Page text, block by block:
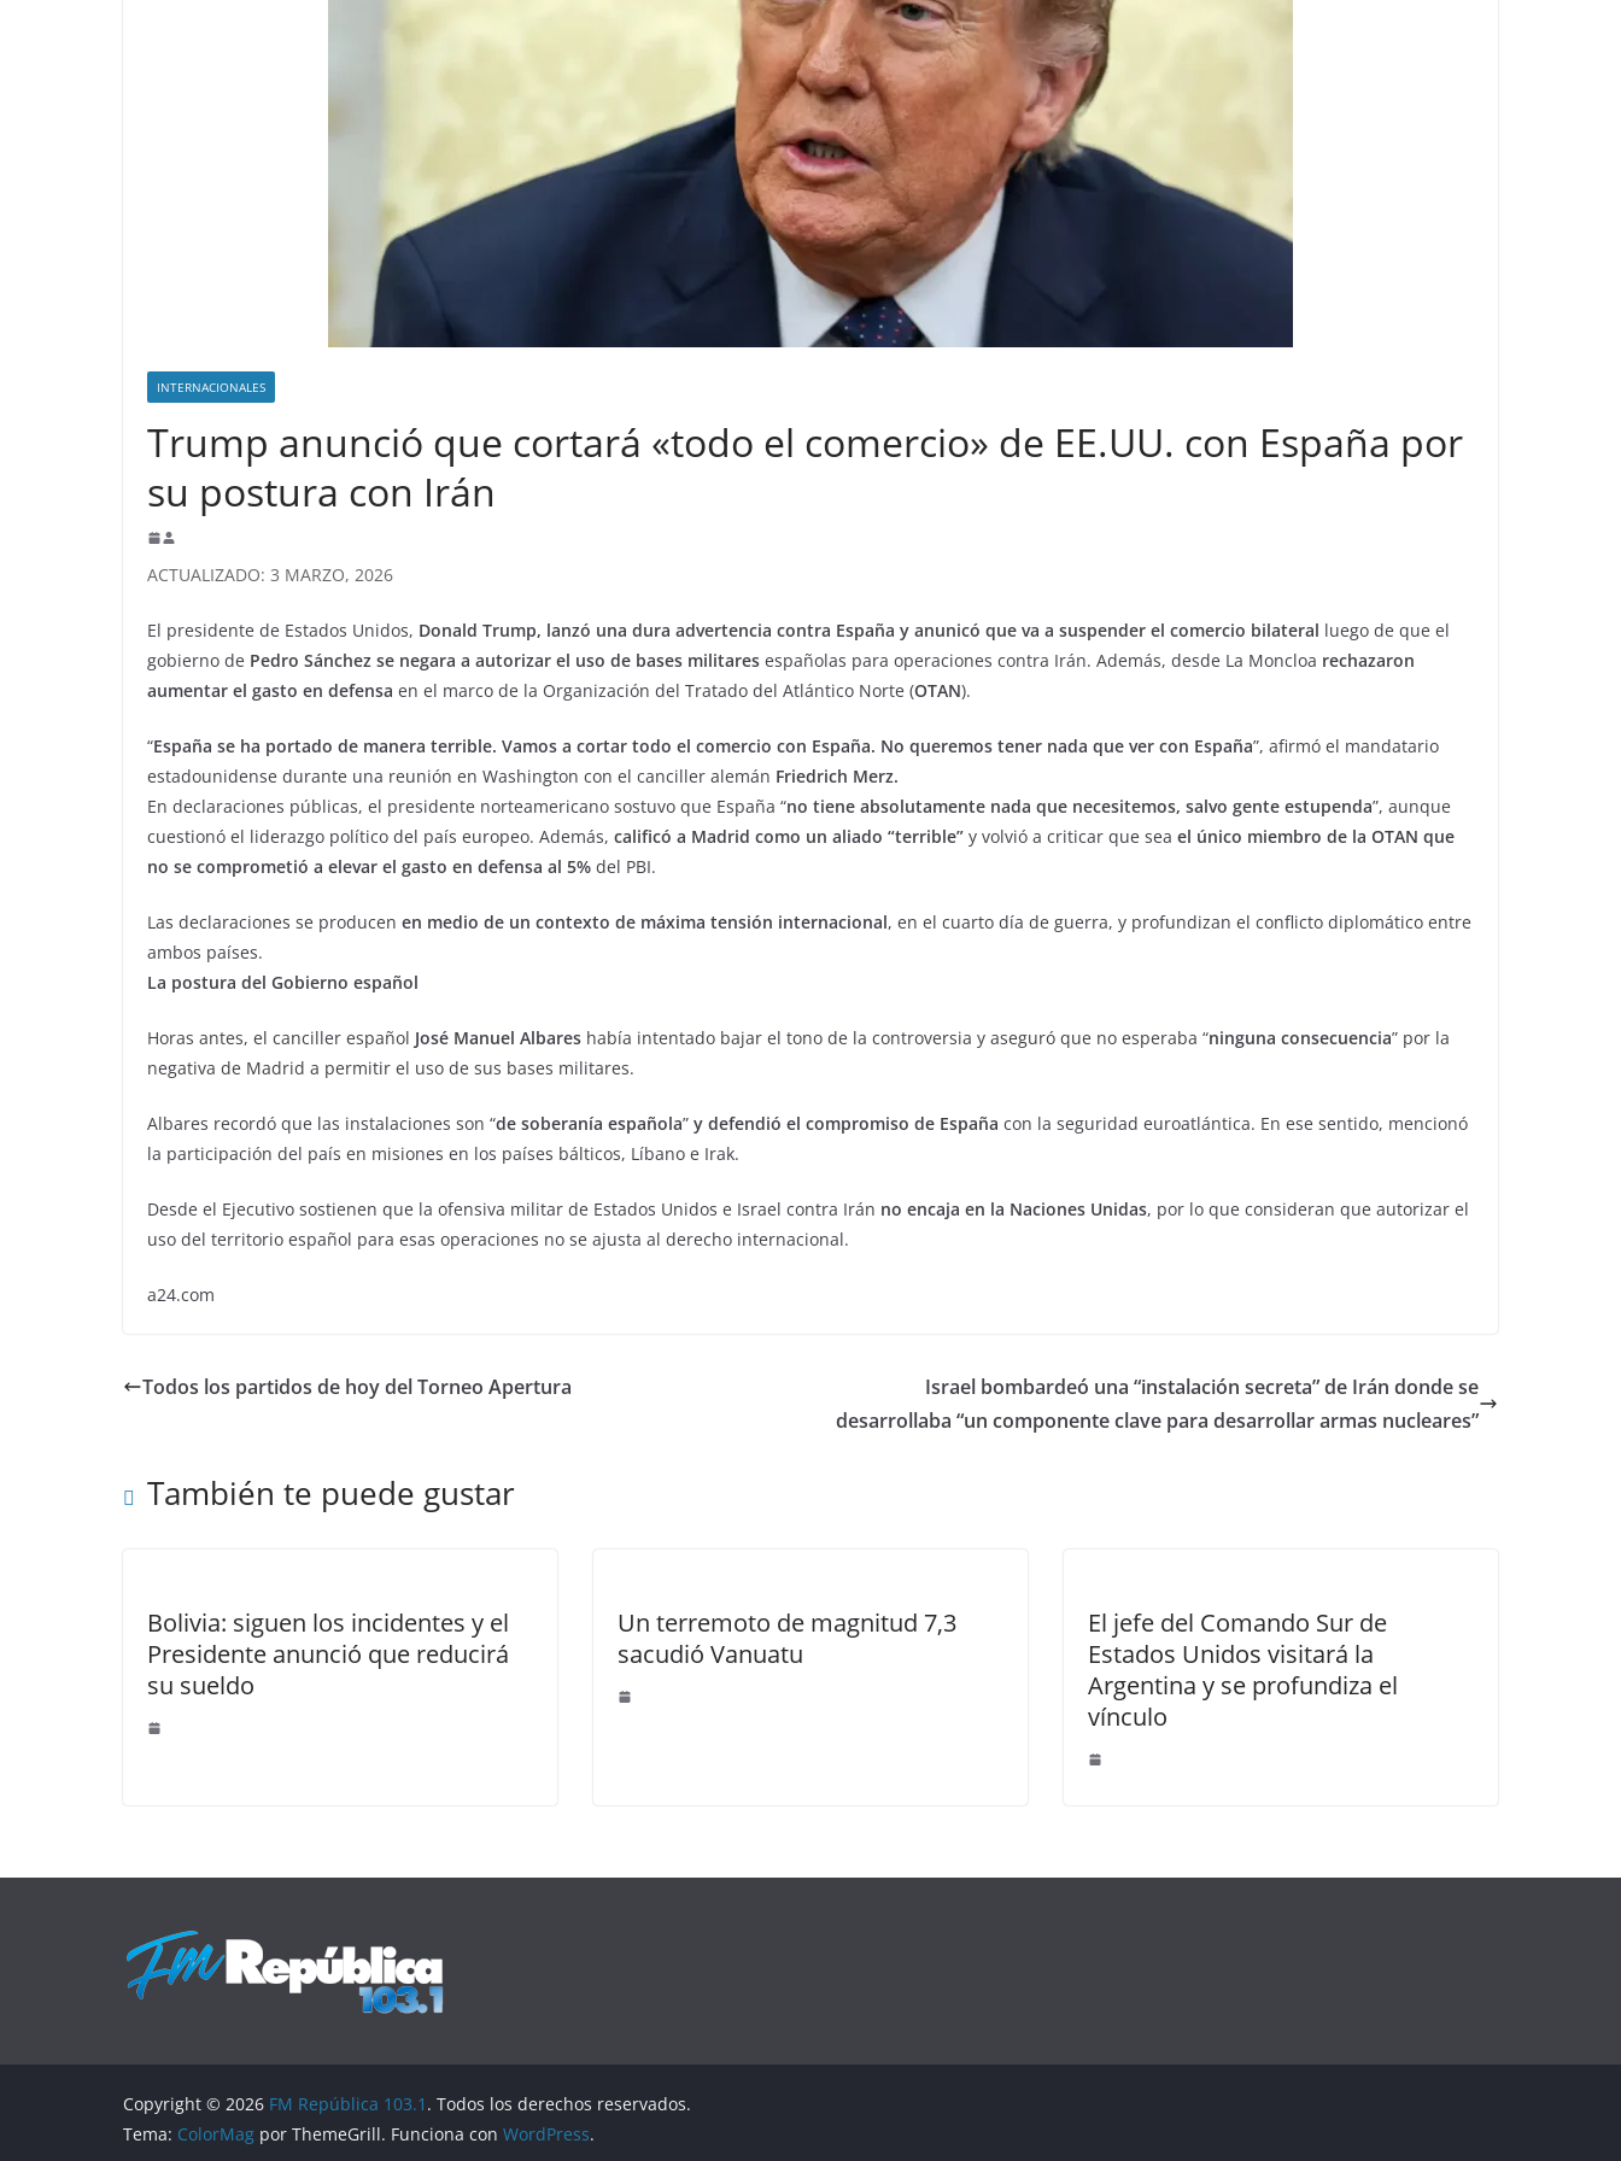
INTERNACIONALES
Trump anunció que cortará «todo el comercio» de EE.UU. con España por
su postura con Irán
ACTUALIZADO: 3 MARZO, 2026
El presidente de Estados Unidos, Donald Trump, lanzó una dura advertencia contra España y anunicó que va a suspender el comercio bilateral luego de que el
gobierno de Pedro Sánchez se negara a autorizar el uso de bases militares españolas para operaciones contra Irán. Además, desde La Moncloa rechazaron
aumentar el gasto en defensa en el marco de la Organización del Tratado del Atlántico Norte (OTAN).
“España se ha portado de manera terrible. Vamos a cortar todo el comercio con España. No queremos tener nada que ver con España”, afirmó el mandatario
estadounidense durante una reunión en Washington con el canciller alemán Friedrich Merz.
En declaraciones públicas, el presidente norteamericano sostuvo que España “no tiene absolutamente nada que necesitemos, salvo gente estupenda”, aunque
cuestionó el liderazgo político del país europeo. Además, calificó a Madrid como un aliado “terrible” y volvió a criticar que sea el único miembro de la OTAN que
no se comprometió a elevar el gasto en defensa al 5% del PBI.
Las declaraciones se producen en medio de un contexto de máxima tensión internacional, en el cuarto día de guerra, y profundizan el conflicto diplomático entre
ambos países.
La postura del Gobierno español
Horas antes, el canciller español José Manuel Albares había intentado bajar el tono de la controversia y aseguró que no esperaba “ninguna consecuencia” por la
negativa de Madrid a permitir el uso de sus bases militares.
Albares recordó que las instalaciones son “de soberanía española” y defendió el compromiso de España con la seguridad euroatlántica. En ese sentido, mencionó
la participación del país en misiones en los países bálticos, Líbano e Irak.
Desde el Ejecutivo sostienen que la ofensiva militar de Estados Unidos e Israel contra Irán no encaja en la Naciones Unidas, por lo que consideran que autorizar el
uso del territorio español para esas operaciones no se ajusta al derecho internacional.
a24.com
Todos los partidos de hoy del Torneo Apertura
Israel bombardeó una “instalación secreta” de Irán donde se
desarrollaba “un componente clave para desarrollar armas nucleares”
También te puede gustar
Bolivia: siguen los incidentes y el
Presidente anunció que reducirá
su sueldo
Un terremoto de magnitud 7,3
sacudió Vanuatu
El jefe del Comando Sur de
Estados Unidos visitará la
Argentina y se profundiza el
vínculo
Copyright © 2026 FM República 103.1 . Todos los derechos reservados.
Tema: ColorMag por ThemeGrill. Funciona con WordPress.